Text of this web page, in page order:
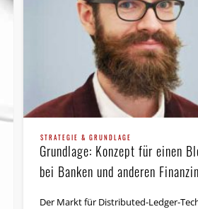
STRATEGIE & GRUNDLAGE
Grundlage: Konzept für einen
bei Banken und anderen
Der Markt für Distributed-Ledger-